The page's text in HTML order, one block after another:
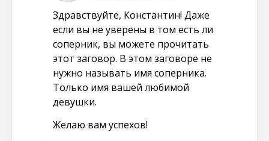
Здравствуйте, Константин! Даже
если вы не уверены в том есть ли
соперник, вы можете прочитать
этот заговор. В этом заговоре не
нужно называть имя соперника.
Только имя вашей любимой
девушки.
Желаю вам успехов!